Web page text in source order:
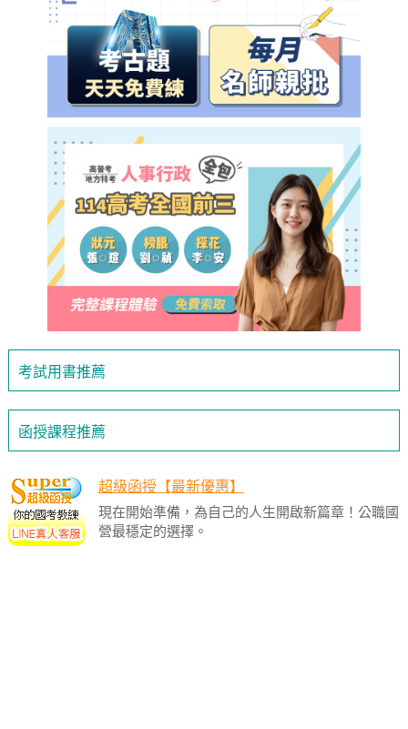
考試用書推薦
函授課程推薦
超級函授【最新優惠】
現在開始準備，為自己的人生開啟新篇章！公職國
營最穩定的選擇。